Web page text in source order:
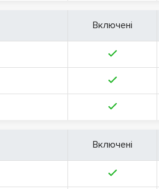
Включені
Включені